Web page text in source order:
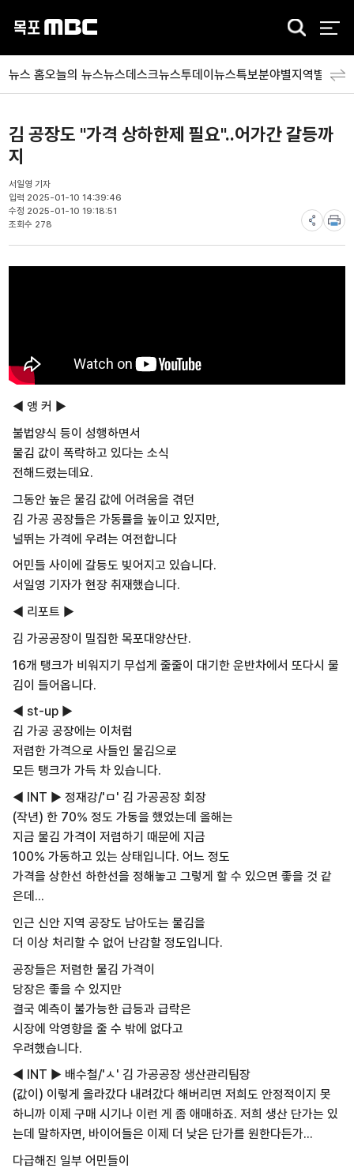
검
뉴스 홈오늘의 뉴스뉴스데스크뉴스투데이뉴스특보분야별지역별 뉴스
김 공장도 "가격 상하한제 필요"..어가간 갈등까
지
서일영 기자
입력 2025-01-10 14:39:46
수정 2025-01-10 19:18:51
조회수 278
◀ 앵 커 ▶
불법양식 등이 성행하면서
물김 값이 폭락하고 있다는 소식
전해드렸는데요.
그동안 높은 물김 값에 어려움을 겪던
김 가공 공장들은 가동률을 높이고 있지만,
널뛰는 가격에 우려는 여전합니다
어민들 사이에 갈등도 빚어지고 있습니다.
서일영 기자가 현장 취재했습니다.
◀ 리포트 ▶
김 가공공장이 밀집한 목포대양산단.
16개 탱크가 비워지기 무섭게 줄줄이 대기한 운반차에서 또다시 물
김이 들어옵니다.
◀ st-up ▶
김 가공 공장에는 이처럼
저렴한 가격으로 사들인 물김으로
모든 탱크가 가득 차 있습니다.
◀ INT ▶ 정재강/'ㅁ' 김 가공공장 회장
(작년) 한 70% 정도 가동을 했었는데 올해는
지금 물김 가격이 저렴하기 때문에 지금
100% 가동하고 있는 상태입니다. 어느 정도
가격을 상한선 하한선을 정해놓고 그렇게 할 수 있으면 좋을 것 같
은데...
인근 신안 지역 공장도 남아도는 물김을
더 이상 처리할 수 없어 난감할 정도입니다.
공장들은 저렴한 물김 가격이
당장은 좋을 수 있지만
결국 예측이 불가능한 급등과 급락은
시장에 악영향을 줄 수 밖에 없다고
우려했습니다.
◀ INT ▶ 배수철/'ㅅ' 김 가공공장 생산관리팀장
(값이) 이렇게 올라갔다 내려갔다 해버리면 저희도 안정적이지 못
하니까 이제 구매 시기나 이런 게 좀 애매하죠. 저희 생산 단가는 있
는데 말하자면, 바이어들은 이제 더 낮은 단가를 원한다든가...
다급해진 일부 어민들이